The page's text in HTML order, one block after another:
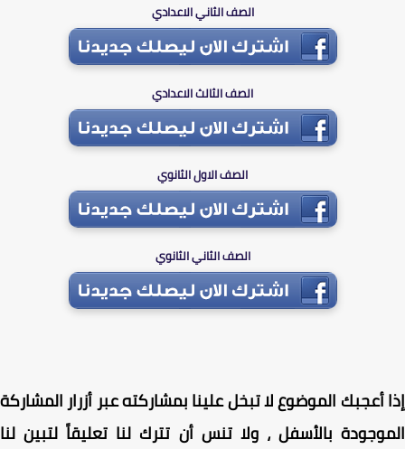
الصف الثاني الاعدادي
الصف الثالث الاعدادي
الصف الاول الثانوي
الصف الثاني الثانوي
أعجبك الموضوع لا تبخل علينا بمشاركته عبر أزرار المشاركة
بالأسفل ، ولا تنس أن تترك لنا تعليقاً لتبين لنا